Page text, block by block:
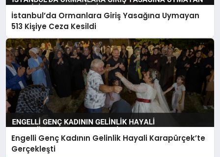
İstanbul’da Ormanlara Giriş Yasağına Uymayan
513 Kişiye Ceza Kesildi
Engelli Genç Kadının Gelinlik Hayali Karapürçek’te
Gerçekleşti